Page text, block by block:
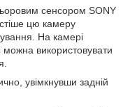
сенсором SONY
цю камеру
На камері
можна використовувати
увімкнувши задній